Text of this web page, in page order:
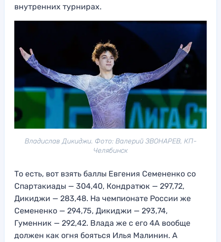
внутренних турнирах.
Владислав Дикиджи. Фото: Валерий ЗВОНАРЕВ, КП-
Челябинск
То есть, вот взять баллы Евгения Семененко со
Спартакиады — 304,40, Кондратюк — 297,72,
Дикиджи — 283,48. На чемпионате России же
Семененко — 294,75, Дикиджи — 293,74,
Гуменник — 292,42. Влада же с его 4А вообще
должен как огня бояться Илья Малинин. А